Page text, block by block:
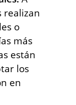
realizan
o
más
están
los
en